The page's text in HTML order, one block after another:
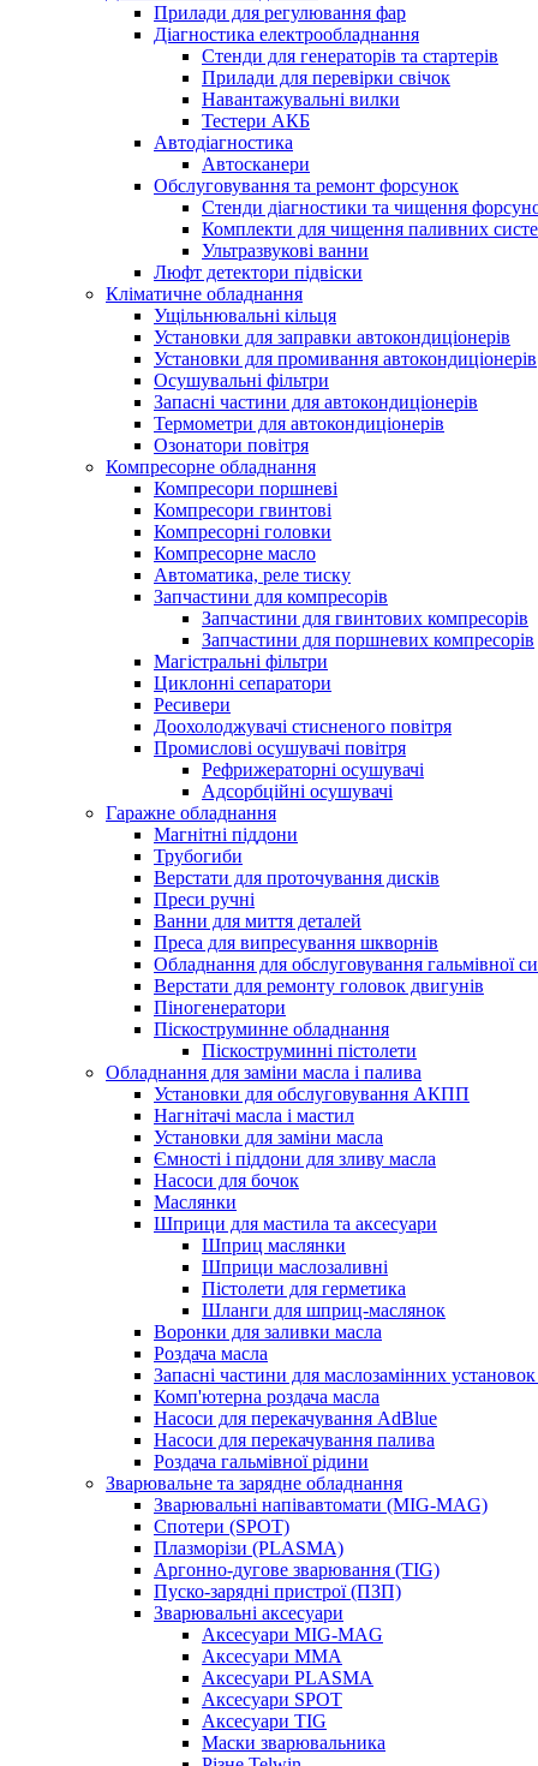
Прилади для регулювання фар
Діагностика електрообладнання
Стенди для генераторів та стартерів
Прилади для перевірки свічок
Навантажувальні вилки
Тестери АКБ
Автодіагностика
Автосканери
Обслуговування та ремонт форсунок
Стенди діагностики та чищення
Комплекти для чищення паливних
Ультразвукові ванни
Люфт детектори підвіски
Кліматичне обладнання
Ущільнювальні кільця
Установки для заправки автокондиціонерів
Установки для промивання автокондиціонерів
Осушувальні фільтри
Запасні частини для автокондиціонерів
Термометри для автокондиціонерів
Озонатори повітря
Компресорне обладнання
Компресори поршневі
Компресори гвинтові
Компресорні головки
Компресорне масло
Автоматика, реле тиску
Запчастини для компресорів
Запчастини для гвинтових компресорів
Запчастини для поршневих компресорів
Магістральні фільтри
Циклонні сепаратори
Ресивери
Доохолоджувачі стисненого повітря
Промислові осушувачі повітря
Рефрижераторні осушувачі
Адсорбційні осушувачі
Гаражне обладнання
Магнітні піддони
Трубогиби
Верстати для проточування дисків
Преси ручні
Ванни для миття деталей
Преса для випресування шкворнів
Обладнання для обслуговування гальмівної
Верстати для ремонту головок двигунів
Піногенератори
Піскоструминне обладнання
Піскоструминні пістолети
Обладнання для заміни масла і палива
Установки для обслуговування АКПП
Нагнітачі масла і мастил
Установки для заміни масла
Ємності і піддони для зливу масла
Насоси для бочок
Маслянки
Шприци для мастила та аксесуари
Шприц маслянки
Шприци маслозаливні
Пістолети для герметика
Шланги для шприц-маслянок
Воронки для заливки масла
Роздача масла
Запасні частини для маслозамінних установок
Комп'ютерна роздача масла
Насоси для перекачування AdBlue
Насоси для перекачування палива
Роздача гальмівної рідини
Зварювальне та зарядне обладнання
Зварювальні напівавтомати (MIG-MAG)
Спотери (SPOT)
Плазморізи (PLASMA)
Аргонно-дугове зварювання (TIG)
Пуско-зарядні пристрої (ПЗП)
Зварювальні аксесуари
Аксесуари MIG-MAG
Аксесуари MMA
Аксесуари PLASMA
Аксесуари SPOT
Аксесуари TIG
Маски зварювальника